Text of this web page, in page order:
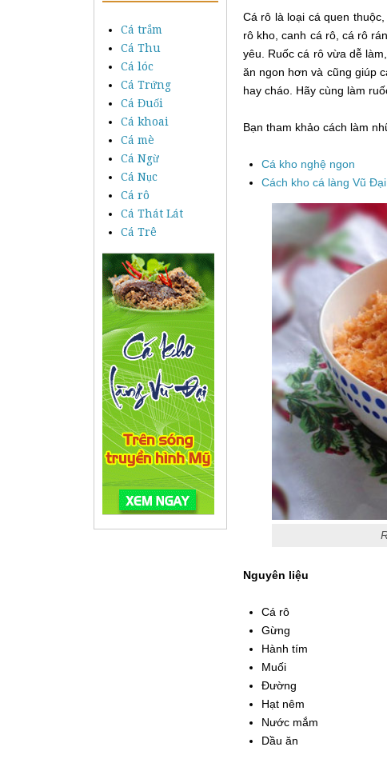
Cá trắm
Cá Thu
Cá lóc
Cá Trứng
Cá Đuối
Cá khoai
Cá mè
Cá Ngừ
Cá Nục
Cá rô
Cá Thát Lát
Cá Trê
Cá rô là loại cá quen
rô kho, canh cá rô, cá rô
yêu. Ruốc cá rô vừa dễ
ăn ngon hơn và cũng giúp
hay cháo. Hãy cùng làm
Bạn tham khảo cách làm
Cá kho nghệ ngon
Cách kho cá làng Vũ Đại
Nguyên liệu
Cá rô
Gừng
Hành tím
Muối
Đường
Hạt nêm
Nước mắm
Dầu ăn